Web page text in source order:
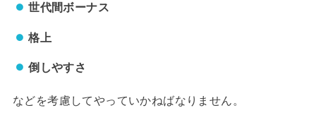
世代間ボーナス
格上
倒しやすさ
などを考慮してやっていかねばなりません。